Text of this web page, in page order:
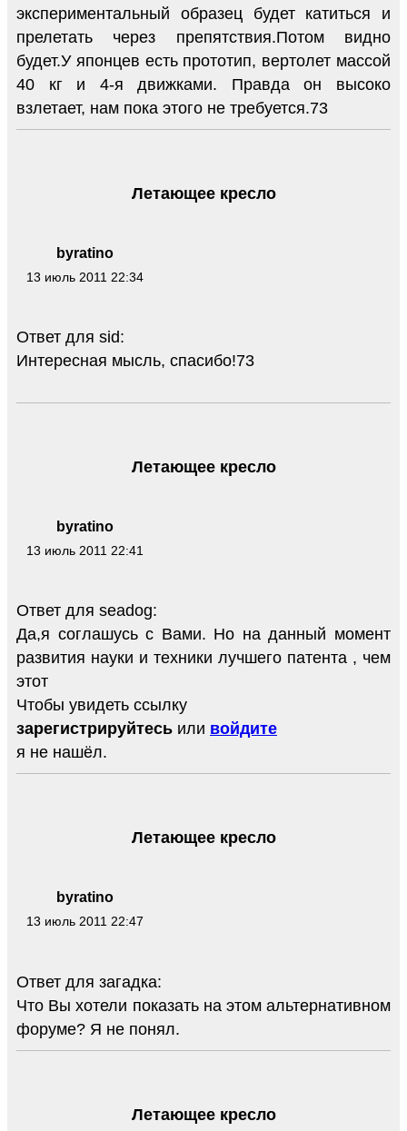
экспериментальный образец будет катиться и
прелетать через препятствия.Потом видно
будет.У японцев есть прототип, вертолет массой
40 кг и 4-я движками. Правда он высоко
взлетает, нам пока этого не требуется.73
byratino
13 июль 2011 22:34
Летающее кресло
Ответ для sid:
Интересная мысль, спасибо!73
byratino
13 июль 2011 22:41
Летающее кресло
Ответ для seadog:
Да,я соглашусь с Вами. Но на данный момент
развития науки и техники лучшего патента , чем
этот
Чтобы увидеть ссылку
зарегистрируйтесь или войдите
я не нашёл.
byratino
13 июль 2011 22:47
Летающее кресло
Ответ для загадка:
Что Вы хотели показать на этом альтернативном
форуме? Я не понял.
Летающее кресло